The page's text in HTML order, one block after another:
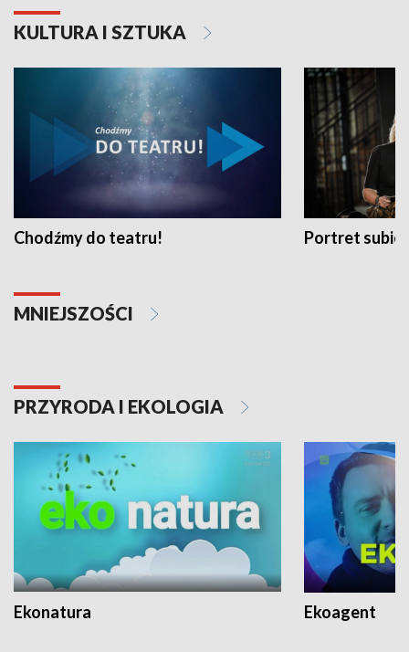
KULTURA I SZTUKA
Chodźmy do teatru! Portret
MNIEJSZOŚCI
PRZYRODA I EKOLOGIA
Ekonatura Ekoagent